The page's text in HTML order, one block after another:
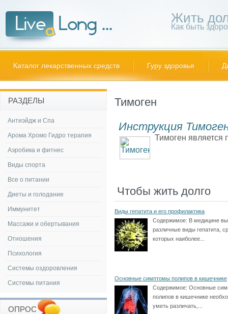
Жить
Как быть
Каталог лекарственных средств Гуру здоровья
Тимоген
Инструкция
Тимоген является
Чтобы жить долго
Виды гепатита и его профилактика
Содержимое: В медицине
различные виды гепатита,
которых наиболее...
Основные симптомы полипов в кишечнике
Содержимое: Основные
полипов в кишечнике
уметь различать,...
РАЗДЕЛЫ
Антиэйдж и Спа
Арома Хромо Гидро терапия
Аэробика и фитнес
Виды спорта
Все о питании
Диеты и голодание
Иммунитет
Массажи и обертывания
Отношения
Психология
Системы оздоровления
Системы питания
ОПРОС